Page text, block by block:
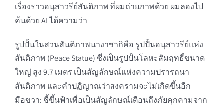
เรื่องราวอนุสาวรีย์สันติภาพ ที่ผมถ่ายภาพด้วย ผมลองไป
ค้นด้วย AI ได้ความว่า
รูปปั้นในสวนสันติภาพนางาซากิคือ รูปปั้นอนุสาวรีย์แห่ง
สันติภาพ (Peace Statue) ซึ่งเป็นรูปปั้นโลหะสัมฤทธิ์ขนาด
ใหญ่ สูง 9.7 เมตร เป็นสัญลักษณ์แห่งความปรารถนา
สันติภาพ และคำปฏิญาณว่าสงครามจะไม่เกิดขึ้นอีก
มือขวา: ชี้ขึ้นฟ้าเพื่อเป็นสัญลักษณ์เตือนถึงภัยคุกคามจาก